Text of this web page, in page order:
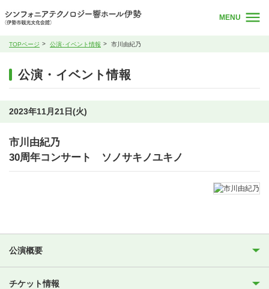
MENU
TOPページ 公演･イベント情報 市川由紀乃
公演・イベント情報
2023年11月21日(火)
市川由紀乃
30周年コンサート ソノサキノユキノ
公演概要
チケット情報